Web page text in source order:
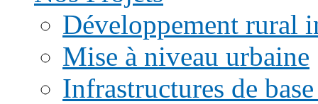
Développement rural
Mise à niveau urbaine
Infrastructures de